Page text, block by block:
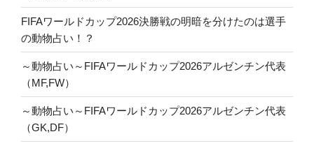
FIFAワールドカップ2026決勝戦の明暗を分けたのは選手
の動物占い！？
～動物占い～FIFAワールドカップ2026アルゼンチン代表
（MF,FW）
～動物占い～FIFAワールドカップ2026アルゼンチン代表
（GK,DF）